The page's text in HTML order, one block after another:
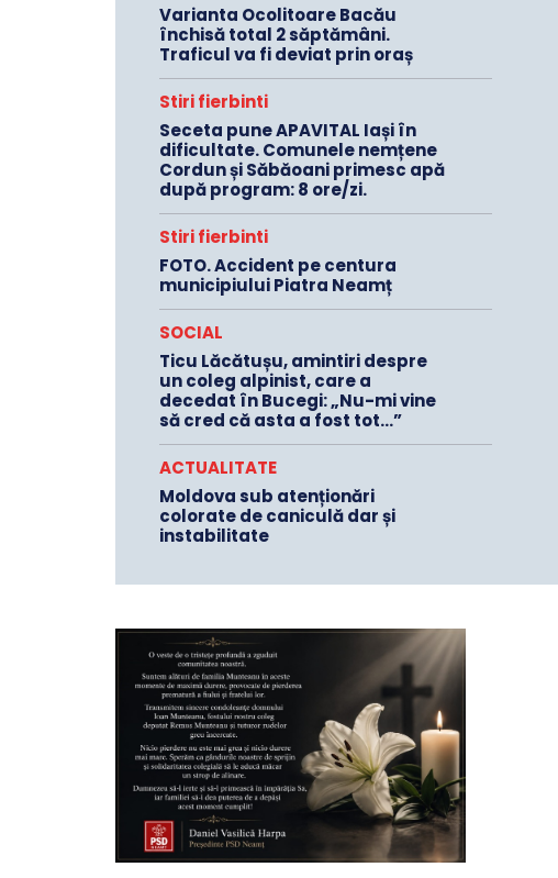
Varianta Ocolitoare Bacău
închisă total 2 săptămâni.
Traficul va fi deviat prin oraș
Stiri fierbinti
Seceta pune APAVITAL Iași în
dificultate. Comunele nemțene
Cordun și Săbăoani primesc apă
după program: 8 ore/zi.
Stiri fierbinti
FOTO. Accident pe centura
municipiului Piatra Neamț
SOCIAL
Ticu Lăcătușu, amintiri despre
un coleg alpinist, care a
decedat în Bucegi: „Nu-mi vine
să cred că asta a fost tot…”
ACTUALITATE
Moldova sub atenționări
colorate de caniculă dar și
instabilitate